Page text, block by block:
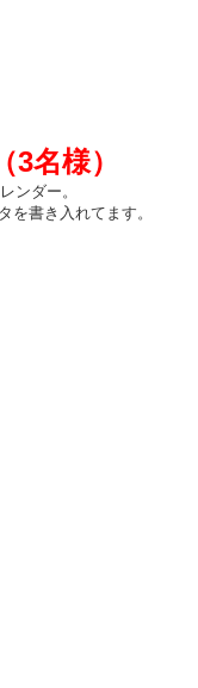
名様）
ンダー。
書き入れてます。